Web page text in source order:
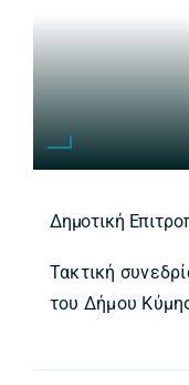
Δημοτική
Τακτική
του Δήμου